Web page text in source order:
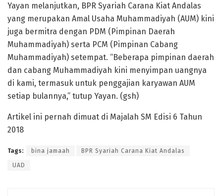
Yayan melanjutkan, BPR Syariah Carana Kiat Andalas
yang merupakan Amal Usaha Muhammadiyah (AUM) kini
juga bermitra dengan PDM (Pimpinan Daerah
Muhammadiyah) serta PCM (Pimpinan Cabang
Muhammadiyah) setempat. “Beberapa pimpinan daerah
dan cabang Muhammadiyah kini menyimpan uangnya
di kami, termasuk untuk penggajian karyawan AUM
setiap bulannya,” tutup Yayan. (gsh)
Artikel ini pernah dimuat di Majalah SM Edisi 6 Tahun
2018
Tags: bina jamaah BPR Syariah Carana Kiat Andalas
UAD